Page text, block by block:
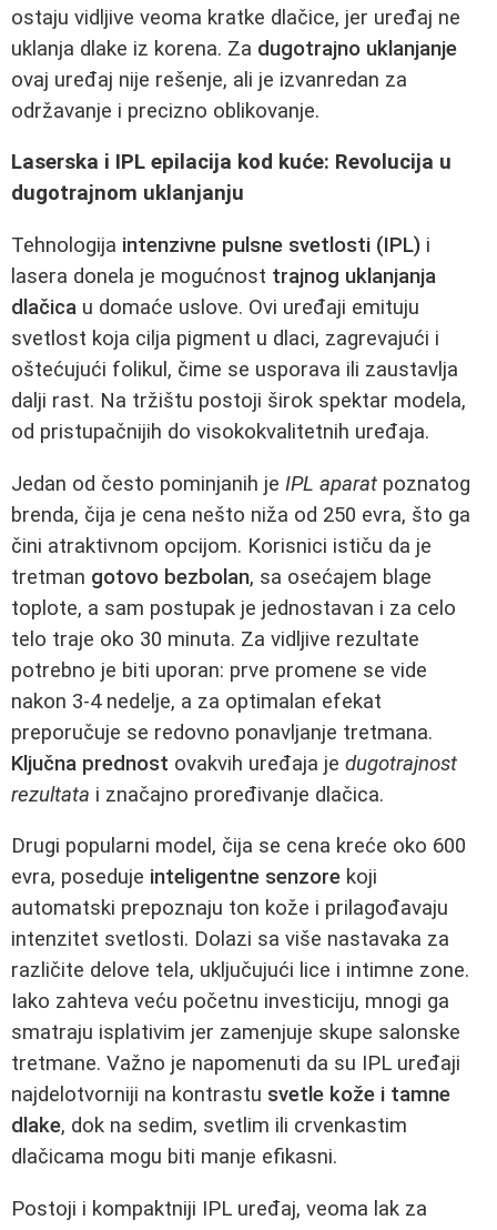
ostaju vidljive veoma kratke dlačice, jer uređaj ne
uklanja dlake iz korena. Za dugotrajno uklanjanje
ovaj uređaj nije rešenje, ali je izvanredan za
održavanje i precizno oblikovanje.
Laserska i IPL epilacija kod kuće: Revolucija u
dugotrajnom uklanjanju
Tehnologija intenzivne pulsne svetlosti (IPL) i
lasera donela je mogućnost trajnog uklanjanja
dlačica u domaće uslove. Ovi uređaji emituju
svetlost koja cilja pigment u dlaci, zagrevajući i
oštećujući folikul, čime se usporava ili zaustavlja
dalji rast. Na tržištu postoji širok spektar modela,
od pristupačnijih do visokokvalitetnih uređaja.
Jedan od često pominjanih je IPL aparat poznatog
brenda, čija je cena nešto niža od 250 evra, što ga
čini atraktivnom opcijom. Korisnici ističu da je
tretman gotovo bezbolan, sa osećajem blage
toplote, a sam postupak je jednostavan i za celo
telo traje oko 30 minuta. Za vidljive rezultate
potrebno je biti uporan: prve promene se vide
nakon 3-4 nedelje, a za optimalan efekat
preporučuje se redovno ponavljanje tretmana.
Ključna prednost ovakvih uređaja je dugotrajnost
rezultata i značajno proređivanje dlačica.
Drugi popularni model, čija se cena kreće oko 600
evra, poseduje inteligentne senzore koji
automatski prepoznaju ton kože i prilagođavaju
intenzitet svetlosti. Dolazi sa više nastavaka za
različite delove tela, uključujući lice i intimne zone.
Iako zahteva veću početnu investiciju, mnogi ga
smatraju isplativim jer zamenjuje skupe salonske
tretmane. Važno je napomenuti da su IPL uređaji
najdelotvorniji na kontrastu svetle kože i tamne
dlake, dok na sedim, svetlim ili crvenkastim
dlačicama mogu biti manje efikasni.
Postoji i kompaktniji IPL uređaj, veoma lak za